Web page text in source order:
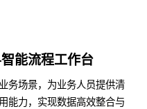
能流程工作台
务场景，为业务人员提供清
能力，实现数据高效整合与